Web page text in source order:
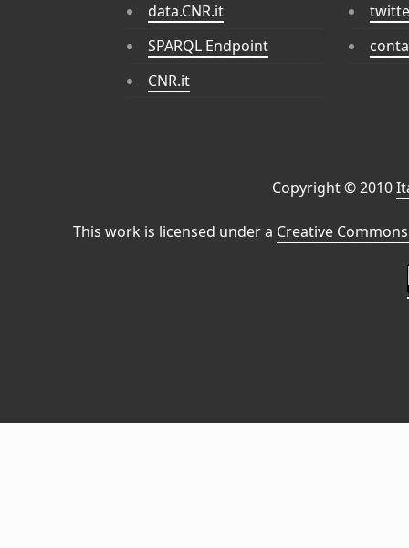
data.CNR.it
SPARQL Endpoint
CNR.it
Copyright © 2010
This work is licensed under a Creative